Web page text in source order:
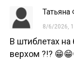
8/6/2026,
В штиблетах
верхом ?!?